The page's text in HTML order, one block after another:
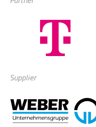
Supplier